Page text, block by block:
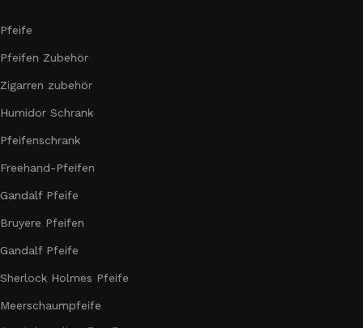
Pfeife
Pfeifen Zubehör
Zigarren zubehör
Humidor Schrank
Pfeifenschrank
Freehand-Pfeifen
Gandalf Pfeife
Bruyere Pfeifen
Gandalf Pfeife
Sherlock Holmes Pfeife
Meerschaumpfeife